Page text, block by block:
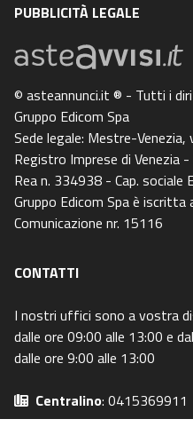
PUBBLICITÀ LEGALE
© asteannunci.it ® - Tutti i
Gruppo Edicom Spa
Sede legale: Mestre-
Registro Imprese di Venezia
Rea n. 334938 - Cap. sociale
Gruppo Edicom Spa è
Comunicazione nr. 15116
CONTATTI
I nostri uffici sono a vostra
dalle ore 09:00 alle 13:00 e
dalle ore 9:00 alle 13:00
Centralino: 0415369911